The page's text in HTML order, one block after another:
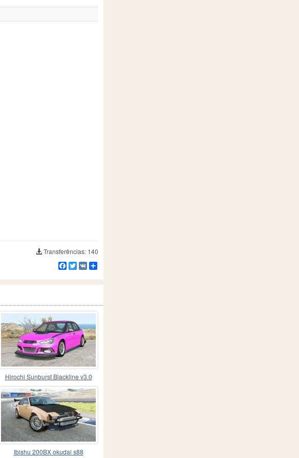
Transferências: 140
Facebook
Twitter
VK
Hirochi Sunburst Blackline v3.0
Ibishu 200BX okudai s88